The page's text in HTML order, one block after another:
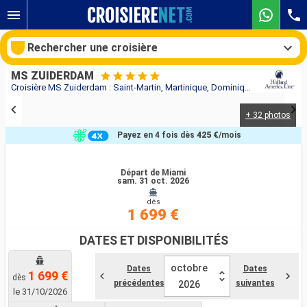
Croisière MS Zuiderdam : Saint-Martin, Martinique, Dominique, Antigua-et-Barbuda, Saint-Thomas, Bahamas, Bonaire, Aruba, République Dominicaine, États-Unis au départ de Miami
MS ZUIDERDAM
+ 32 photos
Départ de Miami
sam. 31 oct. 2026
dès
1 699 €
Payez en 4 fois dès 425 €/mois
DATES ET DISPONIBILITÉS
dès 1 699 €
le 31/10/2026
Dates
précédentes
octobre
2026
Dates
suivantes
Rechercher une croisière
Compagnies
Rechercher